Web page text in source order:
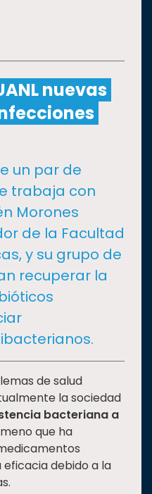
nuevas
un par de
trabaja con
Morones
de la Facultad
y su grupo de
recuperar la
de salud
la sociedad
bacteriana a
que ha
eficacia debido a la